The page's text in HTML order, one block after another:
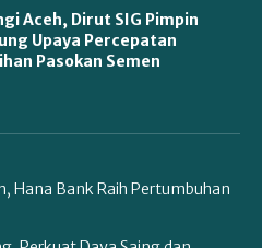
Aceh, Dirut SIG Pimpin
Upaya Percepatan
Pasokan Semen
Hana Bank Raih Pertumbuhan